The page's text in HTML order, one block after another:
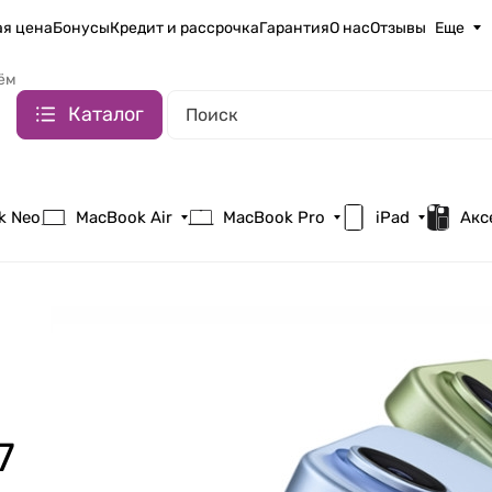
ценаБонусыКредит и рассрочкаГарантияО насОтзывы Еще
Каталог
Neo MacBook Air MacBook Pro iPad